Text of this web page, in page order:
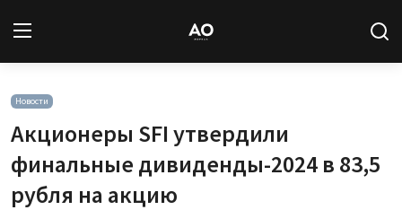
Новости
Статьи
Новости
Акционеры SFI утвердили
финальные дивиденды-2024 в 83,5
рубля на акцию